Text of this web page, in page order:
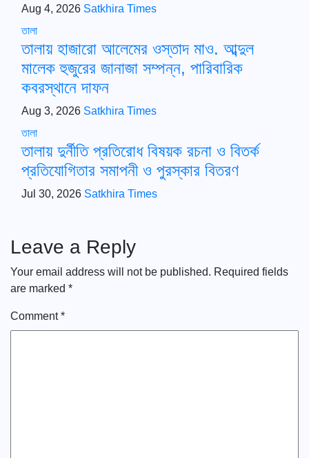
Aug 4, 2026 Satkhira Times
তালা
তালায় হাজারো আলেমের ওস্তাদ মাও. আব্দুল
মালেক হুজুরের জানাজা সম্পন্ন, পারিবারিক
কবরস্থানে দাফন
Aug 3, 2026 Satkhira Times
তালা
তালায় দুর্নীতি প্রতিরোধ বিষয়ক রচনা ও বিতর্ক
প্রতিযোগিতার সমাপনী ও পুরস্কার বিতরণ
Jul 30, 2026 Satkhira Times
Leave a Reply
Your email address will not be published. Required fields
are marked *
Comment*